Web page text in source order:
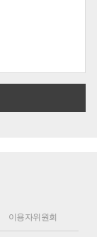
이용자위원회